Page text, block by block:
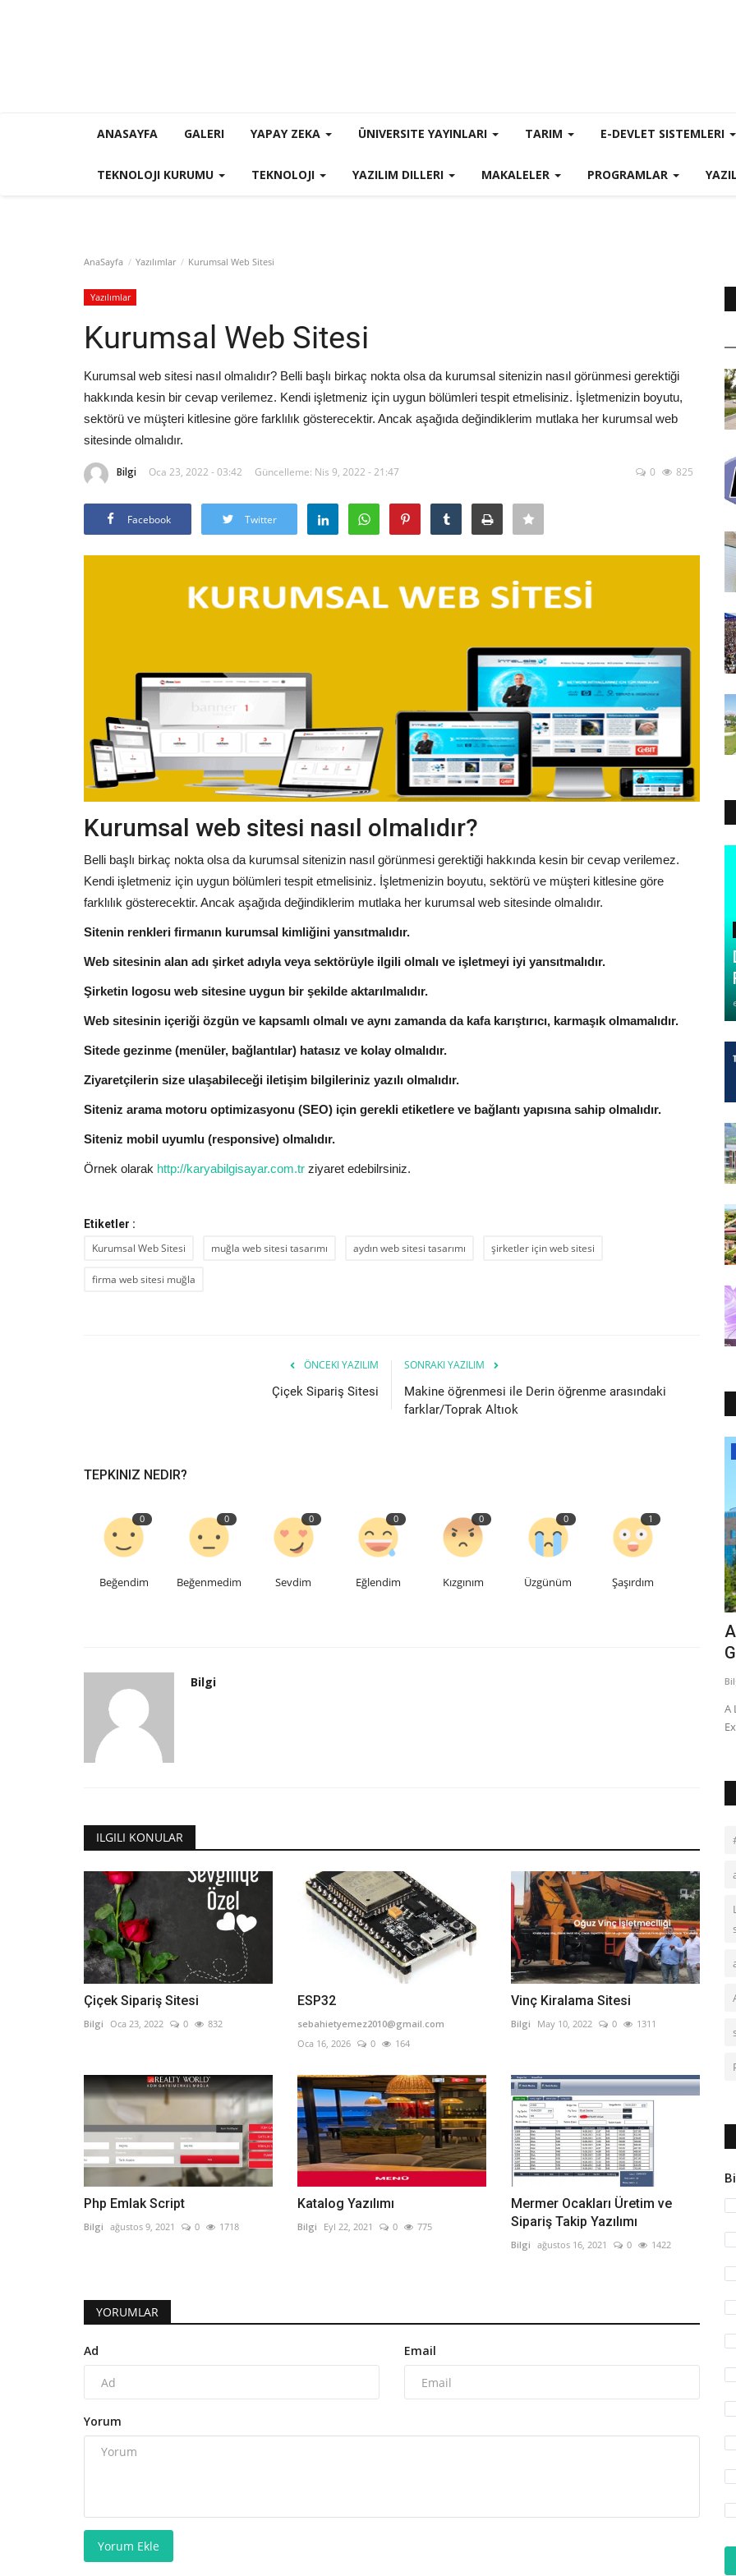
ANASAYFA GALERI YAPAY ZEKA ÜNIVERSITE YAYINLARI TARIM E-DEVLET SISTEMLERI
TEKNOLOJI KURUMU TEKNOLOJI YAZILIM DILLERI MAKALELER PROGRAMLAR
AnaSayfa Yazılımlar Kurumsal Web Sitesi
Yazılımlar
Kurumsal Web Sitesi
Kurumsal web sitesi nasıl olmalıdır? Belli başlı birkaç nokta olsa da kurumsal sitenizin nasıl görünmesi gerektiği
hakkında kesin bir cevap verilemez. Kendi işletmeniz için uygun bölümleri tespit etmelisiniz. İşletmenizin boyutu,
sektörü ve müşteri kitlesine göre farklılık gösterecektir. Ancak aşağıda değindiklerim mutlaka her kurumsal web
sitesinde olmalıdır.
Bilgi Oca 23, 2022 - 03:42 Güncelleme: Nis 9, 2022 - 21:47 0 825
Facebook Twitter
Kurumsal web sitesi nasıl olmalıdır?
Belli başlı birkaç nokta olsa da kurumsal sitenizin nasıl görünmesi gerektiği hakkında kesin bir cevap verilemez.
Kendi işletmeniz için uygun bölümleri tespit etmelisiniz. İşletmenizin boyutu, sektörü ve müşteri kitlesine göre
farklılık gösterecektir. Ancak aşağıda değindiklerim mutlaka her kurumsal web sitesinde olmalıdır.
Sitenin renkleri firmanın kurumsal kimliğini yansıtmalıdır.
Web sitesinin alan adı şirket adıyla veya sektörüyle ilgili olmalı ve işletmeyi iyi yansıtmalıdır.
Şirketin logosu web sitesine uygun bir şekilde aktarılmalıdır.
Web sitesinin içeriği özgün ve kapsamlı olmalı ve aynı zamanda da kafa karıştırıcı, karmaşık olmamalıdır.
Sitede gezinme (menüler, bağlantılar) hatasız ve kolay olmalıdır.
Ziyaretçilerin size ulaşabileceği iletişim bilgileriniz yazılı olmalıdır.
Siteniz arama motoru optimizasyonu (SEO) için gerekli etiketlere ve bağlantı yapısına sahip olmalıdır.
Siteniz mobil uyumlu (responsive) olmalıdır.
Örnek olarak http://karyabilgisayar.com.tr ziyaret edebilrsiniz.
Etiketler :
Kurumsal Web Sitesi muğla web sitesi tasarımı aydın web sitesi tasarımı şirketler için web sitesi
firma web sitesi muğla
ÖNCEKI YAZILIM
Çiçek Sipariş Sitesi
SONRAKI YAZILIM
Makine öğrenmesi ile Derin öğrenme arasındaki
farklar/Toprak Altıok
TEPKINIZ NEDIR?
0
Beğendim
0
Beğenmedim
0
Sevdim
0
Eğlendim
0
Kızgınım
0
Üzgünüm
1
Şaşırdım
Bilgi
ILGILI KONULAR
Çiçek Sipariş Sitesi
Bilgi Oca 23, 2022 0 832
ESP32
sebahietyemez2010@gmail.com
Oca 16, 2026
0 164
Vinç Kiralama Sitesi
Bilgi May 10, 2022 0 1311
Php Emlak Script
Bilgi ağustos 9, 2021 0 1718
Katalog Yazılımı
Bilgi Eyl 22, 2021 0 775
Mermer Ocakları Üretim ve
Sipariş Takip Yazılımı
Bilgi ağustos 16, 2021 0 1422
YORUMLAR
Ad Email
Yorum
Yorum Ekle
Kas 13, 2024
İlk Yerli ve Milli Haberleşme Uydumuz TÜRKSAT 6A
Testlerinin Tamamlanmasının Ardından...
A